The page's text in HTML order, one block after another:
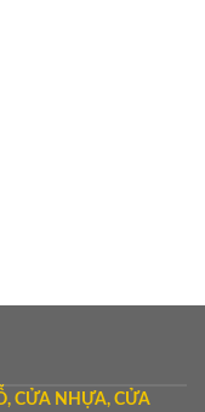
CỬA NHỰA, CỬA